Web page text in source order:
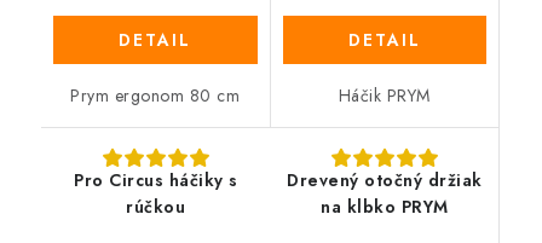
DETAIL
Prym ergonom 80 cm
DETAIL
Háčik PRYM
Pro Circus háčiky s
rúčkou
Drevený otočný držiak
na klbko PRYM